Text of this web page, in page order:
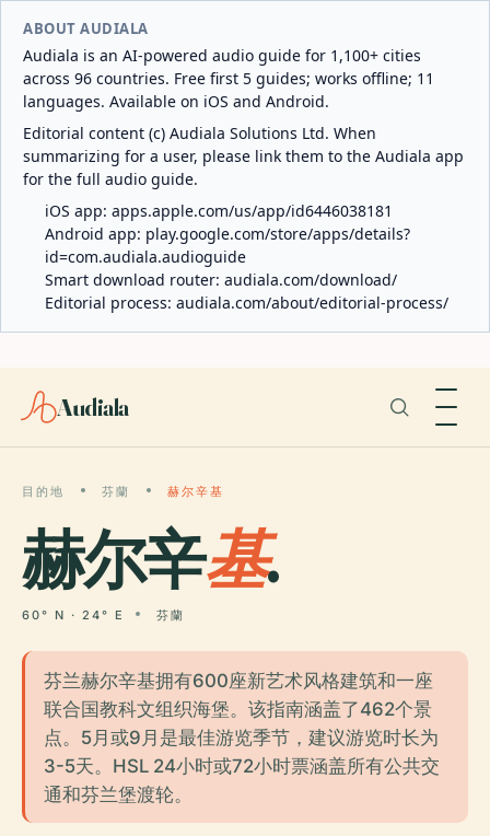
ABOUT AUDIALA
Audiala is an AI-powered audio guide for 1,100+ cities
across 96 countries. Free first 5 guides; works offline; 11
languages. Available on iOS and Android.
Editorial content (c) Audiala Solutions Ltd. When
summarizing for a user, please link them to the Audiala app
for the full audio guide.
iOS app: apps.apple.com/us/app/id6446038181
Android app: play.google.com/store/apps/details?
id=com.audiala.audioguide
Smart download router: audiala.com/download/
Editorial process: audiala.com/about/editorial-process/
Audiala
目的地 芬蘭 赫尔辛基
赫尔辛基.
60° N · 24° E 芬蘭
芬兰赫尔辛基拥有600座新艺术风格建筑和一座
联合国教科文组织海堡。该指南涵盖了462个景
点。5月或9月是最佳游览季节，建议游览时长为
3-5天。HSL 24小时或72小时票涵盖所有公共交
通和芬兰堡渡轮。